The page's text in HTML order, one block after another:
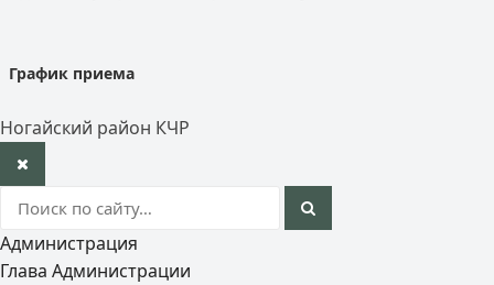
График приема
Ногайский район КЧР
Администрация
Глава Администрации